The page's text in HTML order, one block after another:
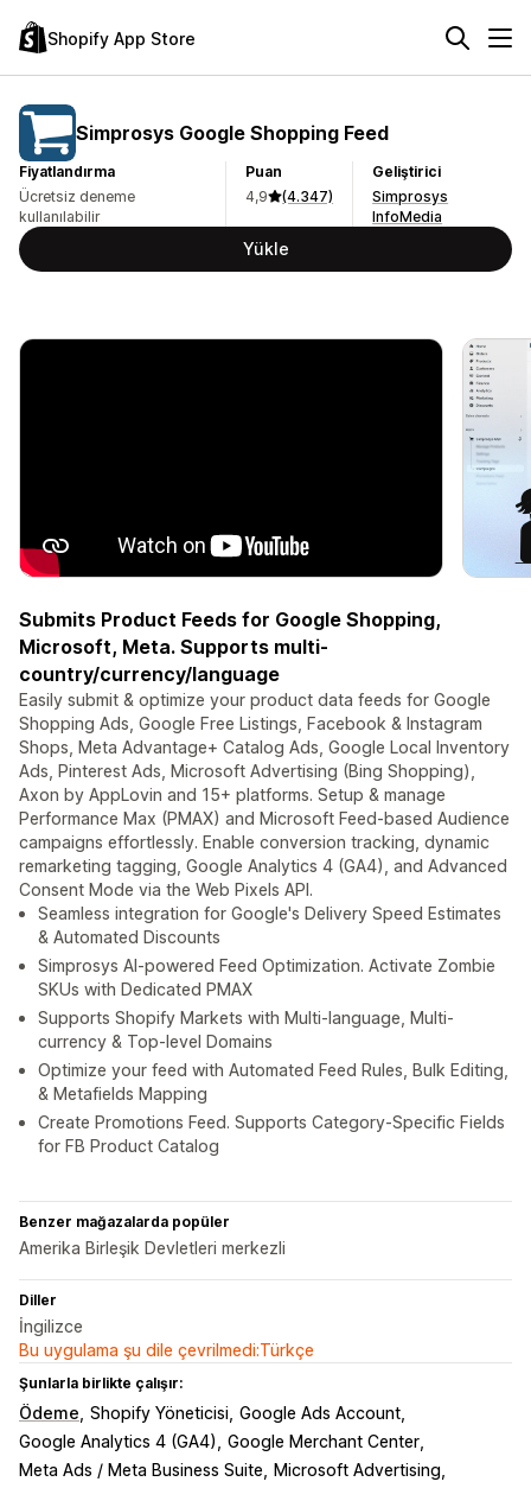
Shopify App Store
Simprosys Google Shopping Feed
Fiyatlandırma
Ücretsiz deneme
kullanılabilir
Puan
4,9
(4.347)
Geliştirici
Simprosys
InfoMedia
Yükle
Submits Product Feeds for Google Shopping,
Microsoft, Meta. Supports multi-
country/currency/language
Easily submit & optimize your product data feeds for Google
Shopping Ads, Google Free Listings, Facebook & Instagram
Shops, Meta Advantage+ Catalog Ads, Google Local Inventory
Ads, Pinterest Ads, Microsoft Advertising (Bing Shopping),
Axon by AppLovin and 15+ platforms. Setup & manage
Performance Max (PMAX) and Microsoft Feed-based Audience
campaigns effortlessly. Enable conversion tracking, dynamic
remarketing tagging, Google Analytics 4 (GA4), and Advanced
Consent Mode via the Web Pixels API.
Seamless integration for Google's Delivery Speed Estimates
& Automated Discounts
Simprosys AI-powered Feed Optimization. Activate Zombie
SKUs with Dedicated PMAX
Supports Shopify Markets with Multi-language, Multi-
currency & Top-level Domains
Optimize your feed with Automated Feed Rules, Bulk Editing,
& Metafields Mapping
Create Promotions Feed. Supports Category-Specific Fields
for FB Product Catalog
Benzer mağazalarda popüler
Amerika Birleşik Devletleri merkezli
Diller
İngilizce
Bu uygulama şu dile çevrilmedi:Türkçe
Şunlarla birlikte çalışır:
Ödeme Shopify Yöneticisi Google Ads Account
Google Analytics 4 (GA4)
Google Merchant Center
Meta Ads / Meta Business Suite
Microsoft Advertising